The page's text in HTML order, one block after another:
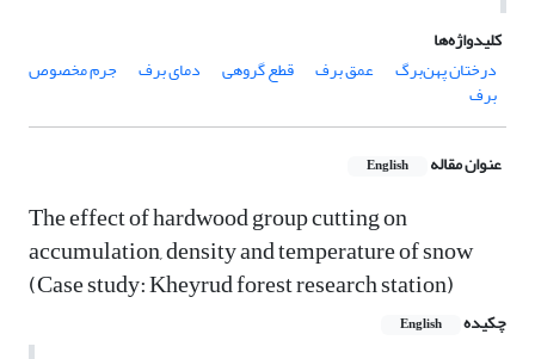
کلیدواژه‌ها
درختان پهن‌برگ
عمق برف قطع گروهی دمای برف جرم مخصوص
برف
عنوان مقاله English
The effect of hardwood group cutting on
accumulation, density and temperature of snow
(Case study: Kheyrud forest research station)
چکیده English